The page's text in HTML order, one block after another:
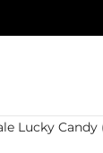
Lucky